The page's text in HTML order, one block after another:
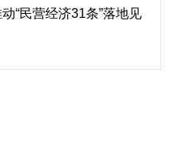
“民营经济31条”落地见